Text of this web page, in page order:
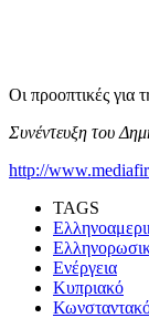
Οι προοπτικές για
Συνέντευξη του
http://
TAGS
Ενέργεια
Κυπριακό